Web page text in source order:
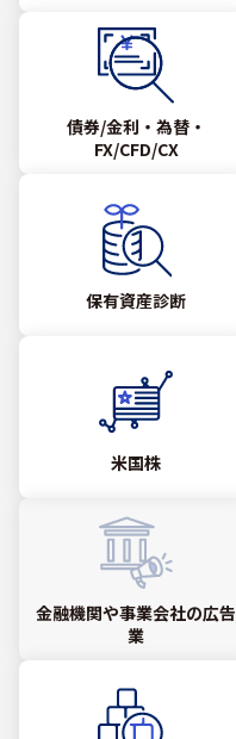
債券/金利・為替・
FX/CFD/CX
保有資産診断
米国株
金融機関や事業会社の広告
業